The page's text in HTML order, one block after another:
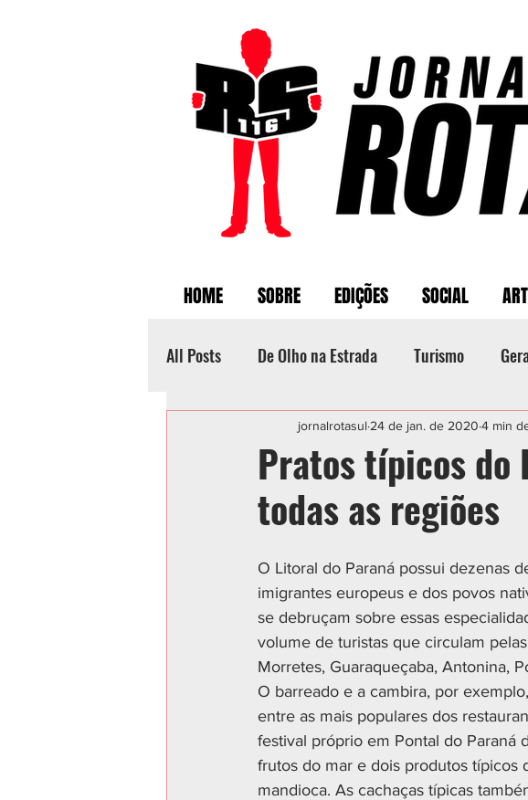
HOME SOBRE EDIÇÕES SOCIAL
All Posts De Olho na Estrada Turismo
Categoria sem título POLICIAL ESPORTE
Pratos típicos
todas as regiões
jornalrotasul 24 de jan. de 2020 4 min
O Litoral do Paraná possui dezenas
imigrantes europeus e dos povos
se debruçam sobre essas
volume de turistas que circulam
Morretes, Guaraqueçaba, Antonina,
O barreado e a cambira, por
entre as mais populares dos
festival próprio em Pontal do Paraná
frutos do mar e dois produtos típicos
mandioca. As cachaças típicas